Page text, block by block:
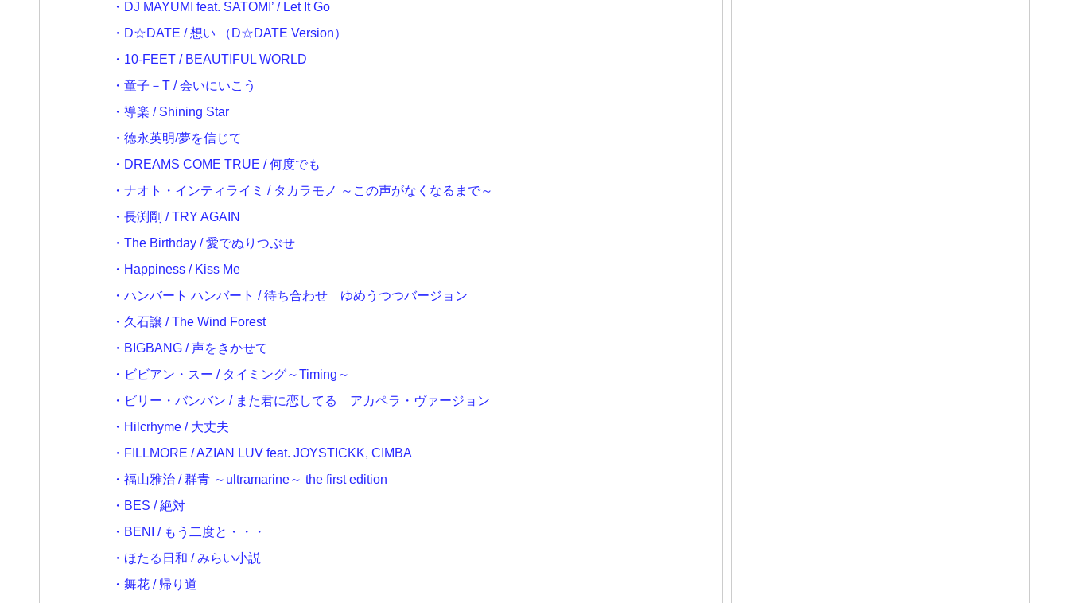
・DJ MAYUMI feat. SATOMI’ / Let It Go
・D☆DATE / 想い （D☆DATE Version）
・10-FEET / BEAUTIFUL WORLD
・童子－T / 会いにいこう
・導楽 / Shining Star
・徳永英明/夢を信じて
・DREAMS COME TRUE / 何度でも
・ナオト・インティライミ / タカラモノ ～この声がなくなるまで～
・長渕剛 / TRY AGAIN
・The Birthday / 愛でぬりつぶせ
・Happiness / Kiss Me
・ハンバート ハンバート / 待ち合わせ ゆめうつつバージョン
・久石譲 / The Wind Forest
・BIGBANG / 声をきかせて
・ビビアン・スー / タイミング～Timing～
・ビリー・バンバン / また君に恋してる アカペラ・ヴァージョン
・Hilcrhyme / 大丈夫
・FILLMORE / AZIAN LUV feat. JOYSTICKK, CIMBA
・福山雅治 / 群青 ～ultramarine～ the first edition
・BES / 絶対
・BENI / もう二度と・・・
・ほたる日和 / みらい小説
・舞花 / 帰り道